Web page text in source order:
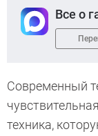
Все о
Современный
техника,